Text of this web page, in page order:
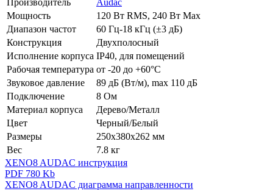
Производитель
Audac
Мощность
120 Вт RMS, 240 Вт Max
Диапазон частот
60 Гц-18 кГц (±3 дБ)
Конструкция
Двухполосный
Исполнение корпуса IP40, для помещений
Рабочая температура от -20 до +60°C
Звуковое давление
89 дБ (Вт/м), max 110 дБ
Подключение
8 Ом
Материал корпуса
Дерево/Металл
Цвет
Черный/Белый
Размеры
250x380x262 мм
Вес
7.8 кг
XENO8 AUDAC инструкция
PDF 780 Kb
XENO8 AUDAC диаграмма направленности